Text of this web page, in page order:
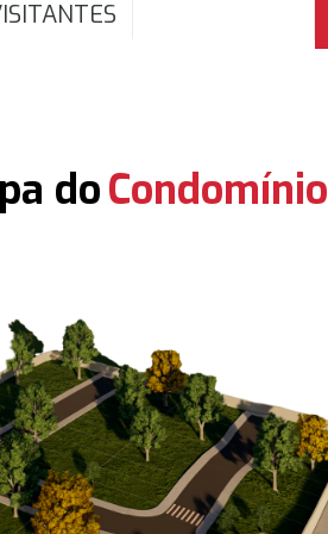
doCondomínio